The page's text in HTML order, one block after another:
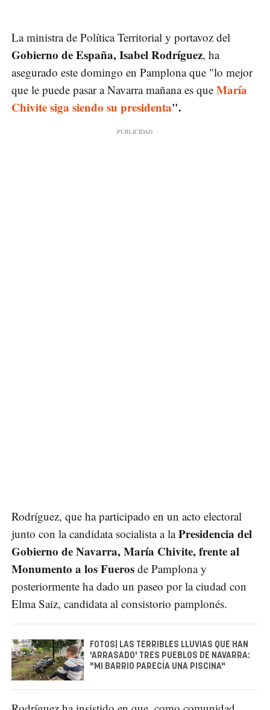
La ministra de Política Territorial y portavoz del
Gobierno de España, Isabel Rodríguez, ha
asegurado este domingo en Pamplona que "lo mejor
que le puede pasar a Navarra mañana es que María
Chivite siga siendo su presidenta".
Rodríguez, que ha participado en un acto electoral
junto con la candidata socialista a laPresidencia del
Gobierno de Navarra, María Chivite, frente al
Monumento a los Fueros de Pamplona y
posteriormente ha dado un paseo por la ciudad con
Elma Saiz, candidata al consistorio pamplonés.
FOTOS| LAS TERRIBLES LLUVIAS QUE HAN
'ARRASADO' TRES PUEBLOS DE NAVARRA:
"MI BARRIO PARECÍA UNA PISCINA"